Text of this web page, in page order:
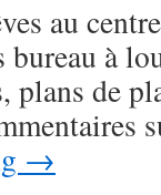
au
à
plans de
→